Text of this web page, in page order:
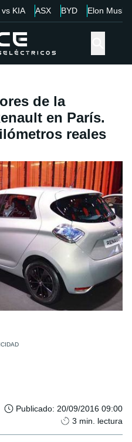
vs KIA ASX BYD Elon Musk
de la
en París.
reales
Publicado: 20/09/2016 09:00
3 min. lectura